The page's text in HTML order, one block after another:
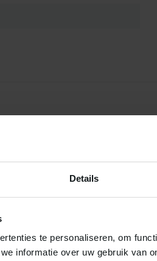
Details
te personaliseren, om
informatie over uw gebruik van